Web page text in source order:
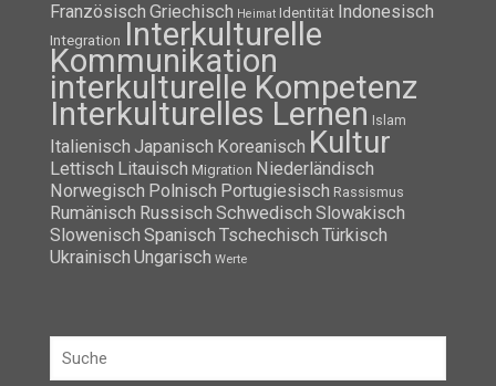
Französisch Griechisch Heimat Identität Indonesisch
Integration Interkulturelle
Kommunikation
interkulturelle Kompetenz
Interkulturelles Lernen Islam
Italienisch Japanisch Koreanisch Kultur
Lettisch Litauisch Migration Niederländisch
Norwegisch Polnisch Portugiesisch Rassismus
Rumänisch Russisch Schwedisch Slowakisch
Slowenisch Spanisch Tschechisch Türkisch
Ukrainisch Ungarisch Werte